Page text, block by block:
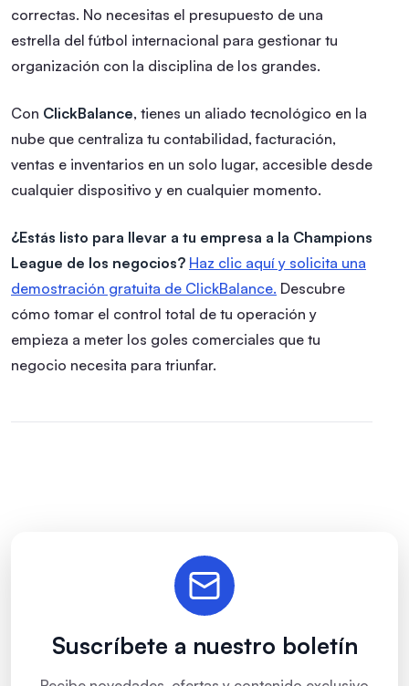
correctas. No necesitas el presupuesto de una
estrella del fútbol internacional para gestionar tu
organización con la disciplina de los grandes.
Con ClickBalance, tienes un aliado tecnológico en la
nube que centraliza tu contabilidad, facturación,
ventas e inventarios en un solo lugar, accesible desde
cualquier dispositivo y en cualquier momento.
¿Estás listo para llevar a tu empresa a la Champions
League de los negocios? Haz clic aquí y solicita una
demostración gratuita de ClickBalance. Descubre
cómo tomar el control total de tu operación y
empieza a meter los goles comerciales que tu
negocio necesita para triunfar.
Suscríbete a nuestro boletín